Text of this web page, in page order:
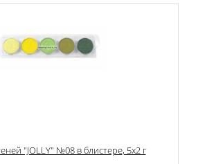
"JOLLY" №08 в блистере, 5х2 г